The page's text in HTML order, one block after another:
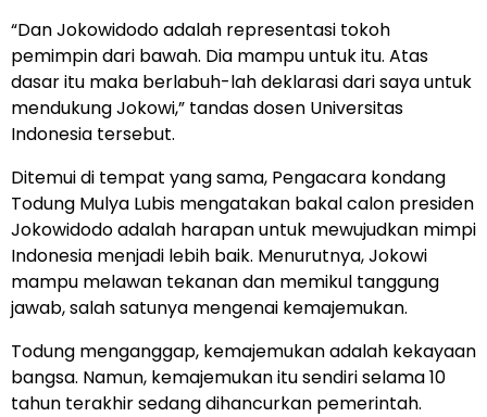
“Dan Jokowidodo adalah representasi tokoh
pemimpin dari bawah. Dia mampu untuk itu. Atas
dasar itu maka berlabuh-lah deklarasi dari saya untuk
mendukung Jokowi,” tandas dosen Universitas
Indonesia tersebut.
Ditemui di tempat yang sama, Pengacara kondang
Todung Mulya Lubis mengatakan bakal calon presiden
Jokowidodo adalah harapan untuk mewujudkan mimpi
Indonesia menjadi lebih baik. Menurutnya, Jokowi
mampu melawan tekanan dan memikul tanggung
jawab, salah satunya mengenai kemajemukan.
Todung menganggap, kemajemukan adalah kekayaan
bangsa. Namun, kemajemukan itu sendiri selama 10
tahun terakhir sedang dihancurkan pemerintah.